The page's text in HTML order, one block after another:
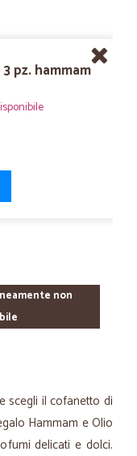
pz. hammam
non
scegli il cofanetto di
Hammam e Olio
delicati e dolci.